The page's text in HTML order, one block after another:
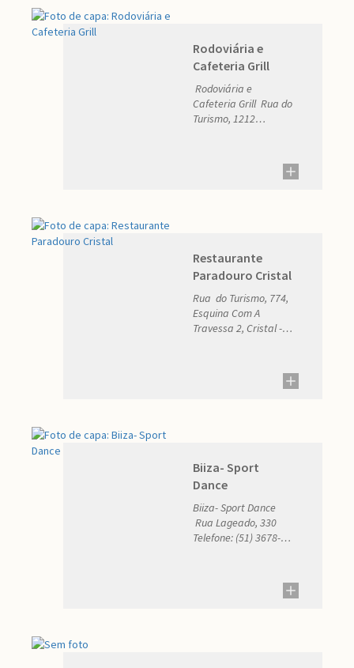
Rodoviária e
Cafeteria Grill
Rodoviária e
Cafeteria Grill Rua do
Turismo, 1212
Restaurante
Paradouro Cristal
Rua do Turismo, 774,
Esquina Com A
Travessa 2, Cristal -
Biiza- Sport
Dance
Biiza- Sport Dance
Rua Lageado, 330
Telefone: (51) 3678-